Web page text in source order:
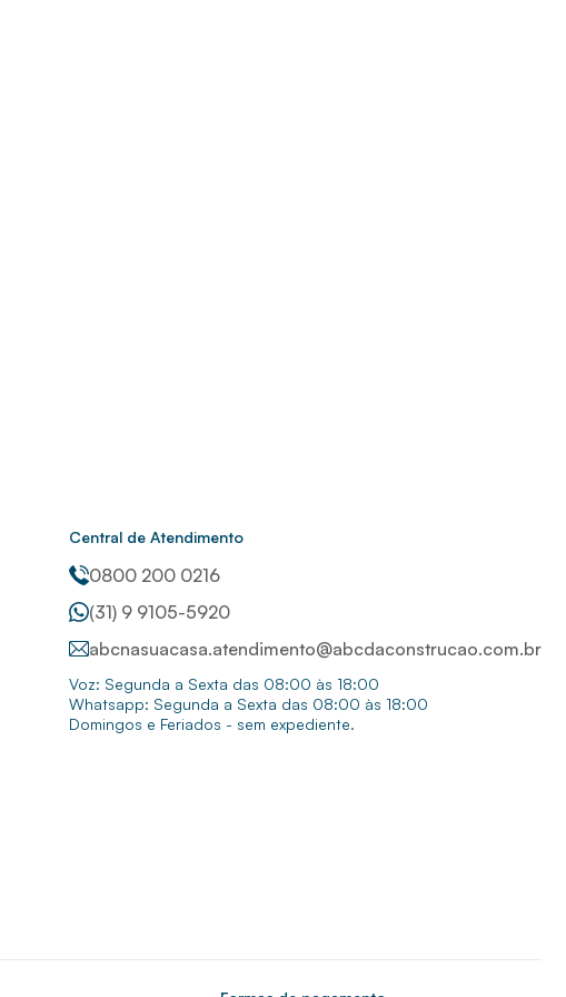
Central de Atendimento
0800 200 0216
(31) 9 9105-5920
abcnasuacasa.atendimento@abcdaconstrucao.com.br
Voz: Segunda a Sexta das 08:00 às 18:00
Whatsapp: Segunda a Sexta das 08:00 às 18:00
Domingos e Feriados - sem expediente.